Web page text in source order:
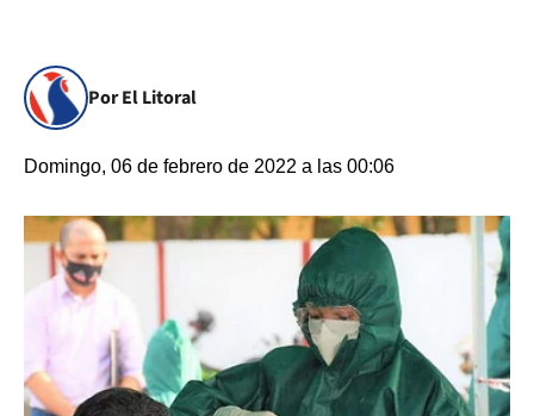
Por El Litoral
Domingo, 06 de febrero de 2022 a las 00:06